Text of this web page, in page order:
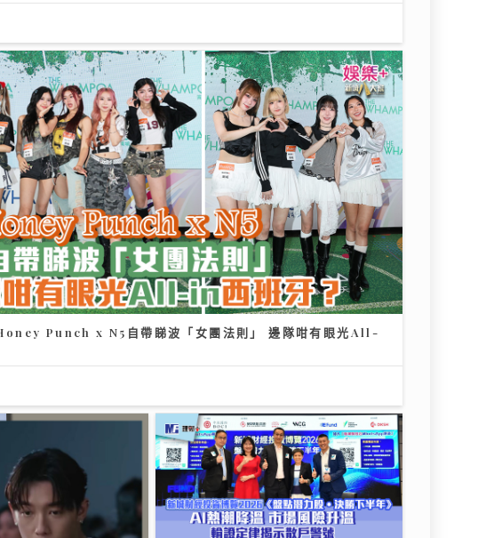
Punch x N5自帶睇波「女團法則」 邊隊咁有眼光All-